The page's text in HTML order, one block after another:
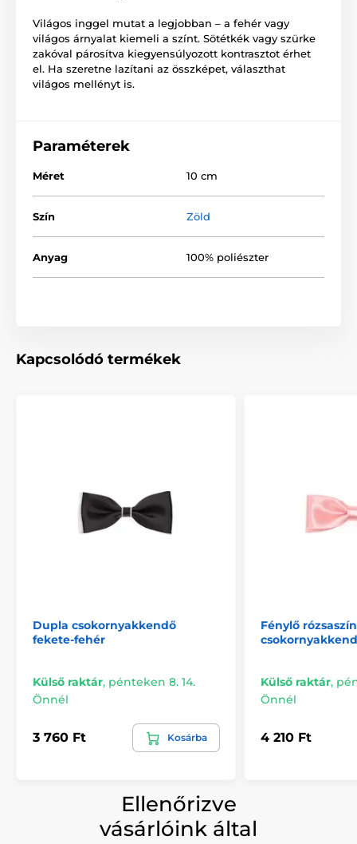
Világos inggel mutat a legjobban – a fehér vagy
világos árnyalat kiemeli a színt. Sötétkék vagy szürke
zakóval párosítva kiegyensúlyozott kontrasztot érhet
el. Ha szeretne lazítani az összképet, választhat
világos mellényt is.
Paraméterek
Méret 10 cm
Szín Zöld
Anyag 100% poliészter
Kapcsolódó termékek
Dupla csokornyakkendő
fekete-fehér
Külső raktár, pénteken 8. 14.
Önnél
3 760 Ft Kosárba
Fénylő
Külső raktár,
Önnél
4 210 Ft
Ellenőrizve
vásárlóink által